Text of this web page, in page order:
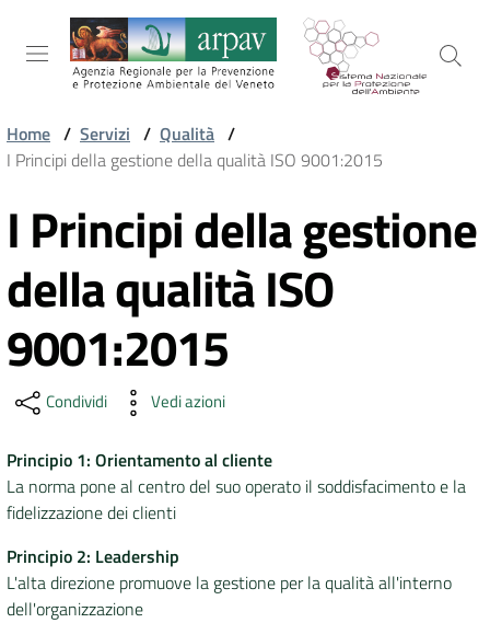
Salta al contenuto
Salta alla navigazione
Salta al footer
ARPAV
AMBIENTALI
TERRITORIO
SERVIZI
AMBIENTALI
Home / Servizi / Qualità /
I Principi della gestione della qualità ISO 9001:2015
Vai al contenuto
I Principi della gestione
della qualità ISO
9001:2015
Condividi Vedi azioni
Principio 1: Orientamento al cliente
La norma pone al centro del suo operato il soddisfacimento e la
fidelizzazione dei clienti
Principio 2: Leadership
L'alta direzione promuove la gestione per la qualità all'interno
dell'organizzazione